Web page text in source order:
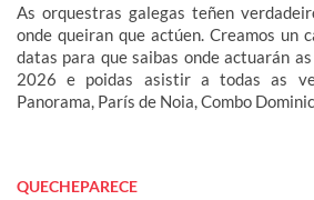
As orquestras galegas teñen
onde queiran que actúen. Creamos un
datas para que saibas onde actuarán
2026 e poidas asistir a todas as
Panorama, París de Noia, Combo
QUECHEPARECE